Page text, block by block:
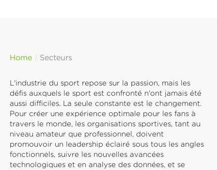
Home Secteurs
L'industrie du sport repose sur la passion, mais les
défis auxquels le sport est confronté n'ont jamais été
aussi difficiles. La seule constante est le changement.
Pour créer une expérience optimale pour les fans à
travers le monde, les organisations sportives, tant au
niveau amateur que professionnel, doivent
promouvoir un leadership éclairé sous tous les angles
fonctionnels, suivre les nouvelles avancées
technologiques et en analyse des données, et se